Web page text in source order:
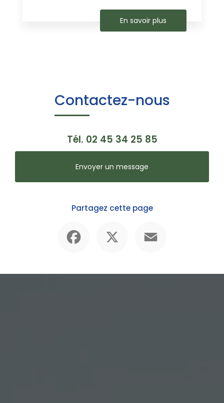
En savoir plus
Contactez-nous
Tél. 02 45 34 25 85
Envoyer un message
Partagez cette page